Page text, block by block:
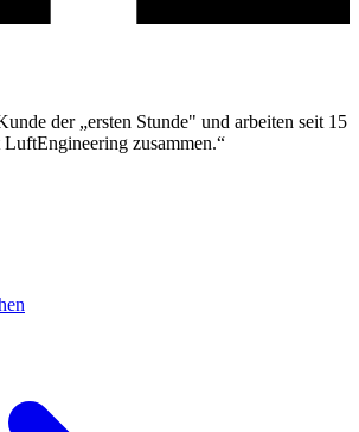
der „ersten Stunde" und arbeiten seit 15
zusammen.“